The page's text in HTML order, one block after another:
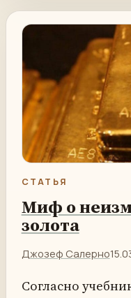
СТАТЬЯ
Миф о
золота
Джозеф Салерно
Согласно